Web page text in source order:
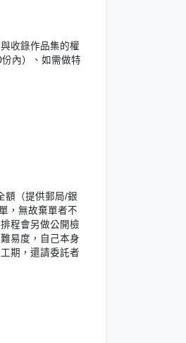
收錄作品集的權
內）、如需做特
額（提供郵局/銀
，無故棄單者不
程會另做公開檢
易度，自己本身
期，還請委託者